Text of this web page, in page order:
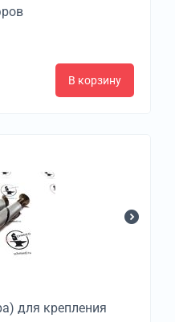
В корзину
для крепления